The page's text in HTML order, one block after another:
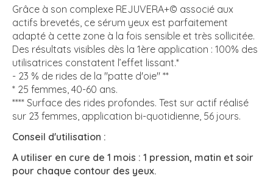
Grâce à son complexe REJUVERA+© associé aux
actifs brevetés, ce sérum yeux est parfaitement
adapté à cette zone à la fois sensible et très sollicitée.
Des résultats visibles dès la 1ère application : 100% des
utilisatrices constatent l’effet lissant.*
- 23 % de rides de la "patte d'oie" **
* 25 femmes, 40-60 ans.
**** Surface des rides profondes. Test sur actif réalisé
sur 23 femmes, application bi-quotidienne, 56 jours.
Conseil d'utilisation :
A utiliser en cure de 1 mois : 1 pression, matin et soir
pour chaque contour des yeux.